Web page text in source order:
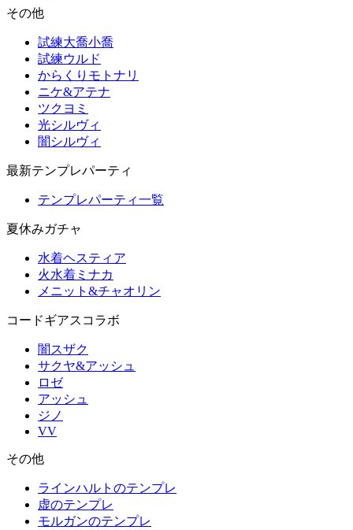
その他
試練大喬小喬
試練ウルド
からくりモトナリ
ニケ&アテナ
ツクヨミ
光シルヴィ
闇シルヴィ
最新テンプレパーティ
テンプレパーティ一覧
夏休みガチャ
水着ヘスティア
火水着ミナカ
メニット&チャオリン
コードギアスコラボ
闇スザク
サクヤ&アッシュ
ロゼ
アッシュ
ジノ
VV
その他
ラインハルトのテンプレ
虚のテンプレ
モルガンのテンプレ